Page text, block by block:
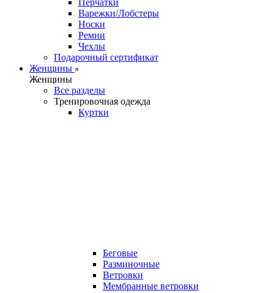
Перчатки
Варежки/Лобстеры
Носки
Ремни
Чехлы
Подарочный сертификат
Женщины
Женщины
Все разделы
Тренировочная одежда
Куртки
Беговые
Разминочные
Ветровки
Мембранные ветровки